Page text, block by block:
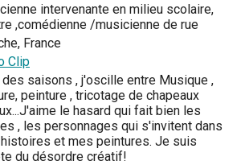
intervenante en milieu scolaire,
,comédienne /musicienne de rue
France
Clip
des saisons , j'oscille entre Musique ,
peinture , tricotage de chapeaux
le hasard qui fait bien les
, les personnages qui s'invitent dans
et mes peintures. Je suis
du désordre créatif!